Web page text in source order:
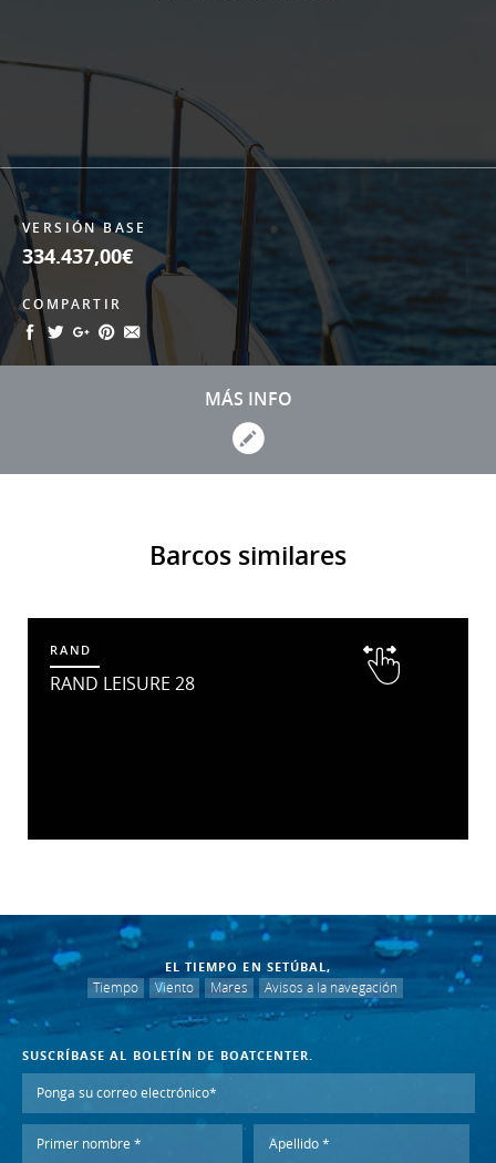
VERSIÓN BASE
334.437,00€
COMPARTIR
MÁS INFO
Barcos similares
RAND
RAND LEISURE 28
EL TIEMPO EN SETÚBAL,
Tiempo
Viento Mares Avisos a la navegación
SUSCRÍBASE AL BOLETÍN DE BOATCENTER.